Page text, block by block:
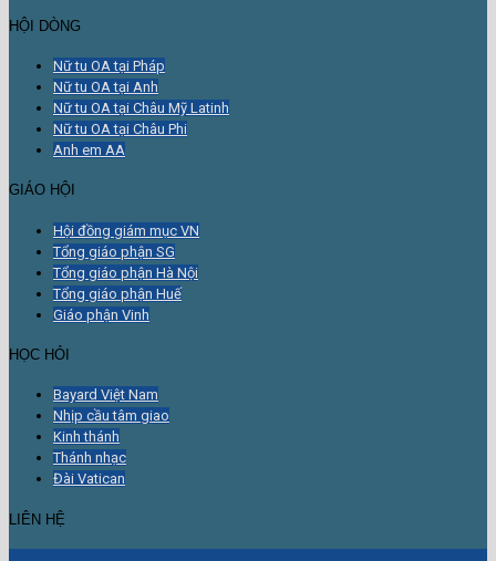
HỘI DÒNG
Nữ tu OA tại Pháp
Nữ tu OA tại Anh
Nữ tu OA tại Châu Mỹ Latinh
Nữ tu OA tại Châu Phi
Anh em AA
GIÁO HỘI
Hội đồng giám mục VN
Tổng giáo phận SG
Tổng giáo phận Hà Nội
Tổng giáo phận Huế
Giáo phận Vinh
HỌC HỎI
Bayard Việt Nam
Nhịp cầu tâm giao
Kinh thánh
Thánh nhạc
Đài Vatican
LIÊN HỆ